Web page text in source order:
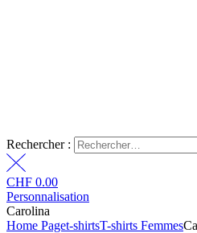
Rechercher :
CHF 0.00
Personnalisation
Carolina
Home Paget-shirtsT-shirts Femmes